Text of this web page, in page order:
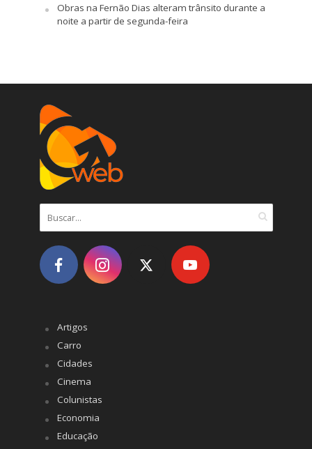
Obras na Fernão Dias alteram trânsito durante a
noite a partir de segunda-feira
Artigos
Carro
Cidades
Cinema
Colunistas
Economia
Educação